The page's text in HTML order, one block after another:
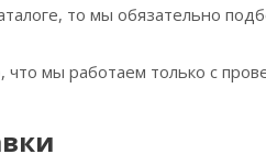
то мы обязательно
что мы работаем только с